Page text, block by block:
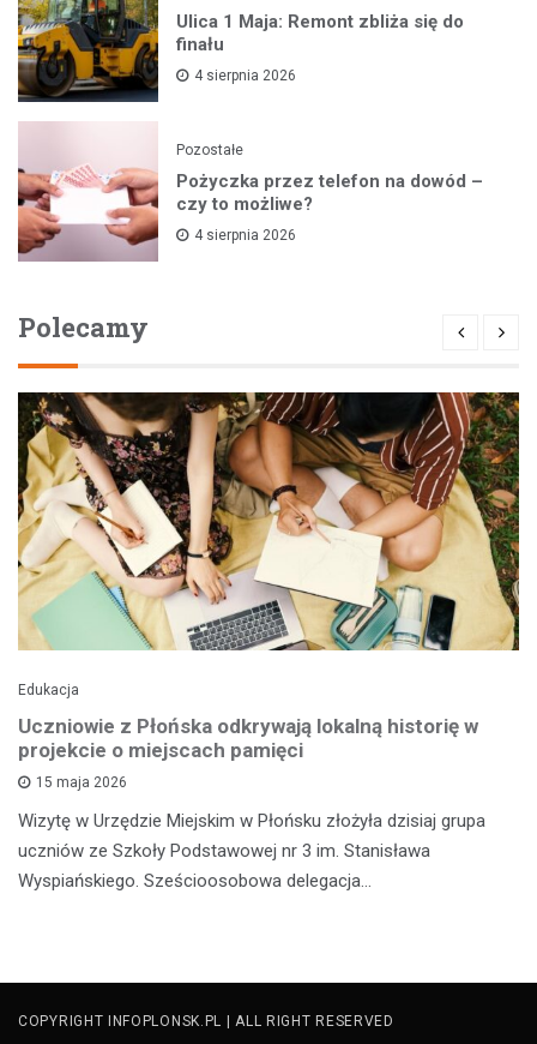
Ulica 1 Maja: Remont zbliża się do
finału
4 sierpnia 2026
Pozostałe
Pożyczka przez telefon na dowód –
czy to możliwe?
4 sierpnia 2026
Polecamy
Edukacja
Uczniowie z Płońska odkrywają lokalną historię w
projekcie o miejscach pamięci
15 maja 2026
Wizytę w Urzędzie Miejskim w Płońsku złożyła dzisiaj grupa
uczniów ze Szkoły Podstawowej nr 3 im. Stanisława
Wyspiańskiego. Sześcioosobowa delegacja…
COPYRIGHT INFOPLONSK.PL | ALL RIGHT RESERVED